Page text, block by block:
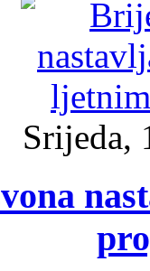
Srijeda,